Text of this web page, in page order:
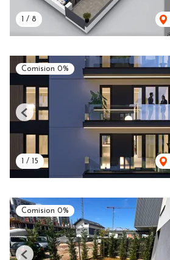
1 / 8
Comision 0%
1 / 15
Previous
Comision 0%